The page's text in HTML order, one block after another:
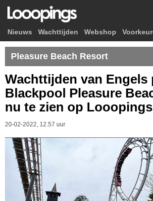
Nieuws Wachttijden Webshop
Pleasure Beach Resort
Wachttijden van Engels
Blackpool Pleasure
nu te zien op Looopings
20-02-2022, 12.57 uur